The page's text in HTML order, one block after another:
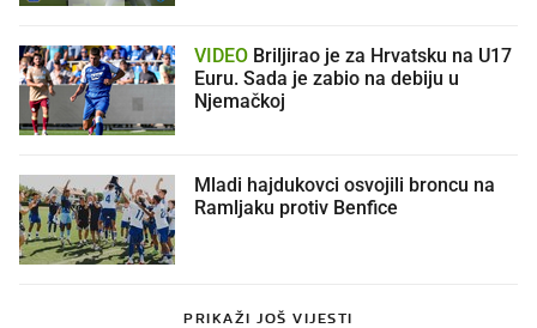
VIDEO
Euru. Sada je zabio na debiju u
Njemačkoj
Mladi hajdukovci osvojili broncu na
Ramljaku protiv Benfice
PRIKAŽI JOŠ VIJESTI